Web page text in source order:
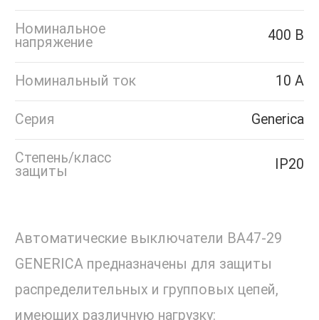
Номинальное
напряжение
400 В
Номинальный ток 10 А
Серия Generica
Степень/класс
защиты
IP20
Автоматические выключатели ВА47-29
GENERICA предназначены для защиты
распределительных и групповых цепей,
имеющих различную нагрузку: